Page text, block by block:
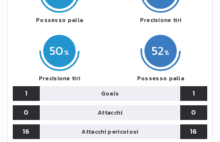
Possesso palla
50
Precisione tiri
52
Possesso palla
Precisione tiri
1 Goals
1
0
Attacchi
0
16
Attacchi pericolosi
16